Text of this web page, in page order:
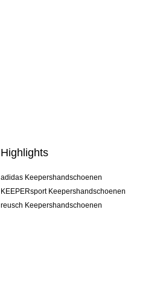
Highlights
adidas Keepershandschoenen
KEEPERsport Keepershandschoenen
reusch Keepershandschoenen